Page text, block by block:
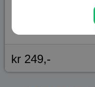
På lager
kr 249,-